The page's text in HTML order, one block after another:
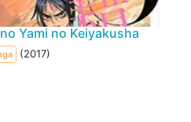
Yami no Keiyakusha
(2017)